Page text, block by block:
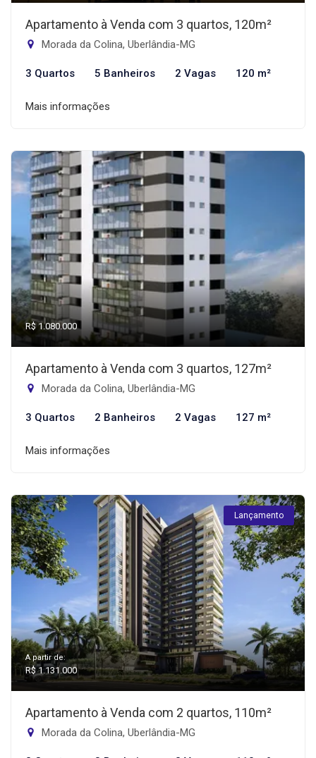
Apartamento à Venda com 3 quartos, 120m²
Morada da Colina, Uberlândia-MG
3 Quartos 5 Banheiros 2 Vagas 120 m²
Mais informações
R$ 1.080.000
Apartamento à Venda com 3 quartos, 127m²
Morada da Colina, Uberlândia-MG
3 Quartos 2 Banheiros 2 Vagas 127 m²
Mais informações
Lançamento
A partir de:
R$ 1.131.000
Apartamento à Venda com 2 quartos, 110m²
Morada da Colina, Uberlândia-MG